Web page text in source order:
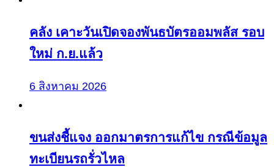
คลัง เคาะวันเปิดจองพันธบัตรออมพลัส รอบ
ใหม่ ก.ย.แล้ว
6 สิงหาคม 2026
ขนส่งชี้แจง ออกมาตรการแก้ไข กรณีข้อมูล
ทะเบียนรถรั่วไหล